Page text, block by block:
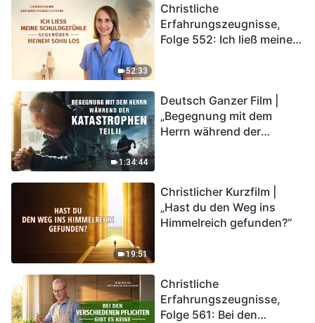
52:33
Christliche
Erfahrungszeugnisse,
Folge 552: Ich ließ meine
1:34:44
Deutsch Ganzer Film |
„Begegnung mit dem
Herrn während der
in das Königreich Gottes
eintreten?
19:51
Christlicher Kurzfilm |
„Hast du den Weg ins
Himmelreich gefunden?“
Christliche
Erfahrungszeugnisse,
Folge 561: Bei den